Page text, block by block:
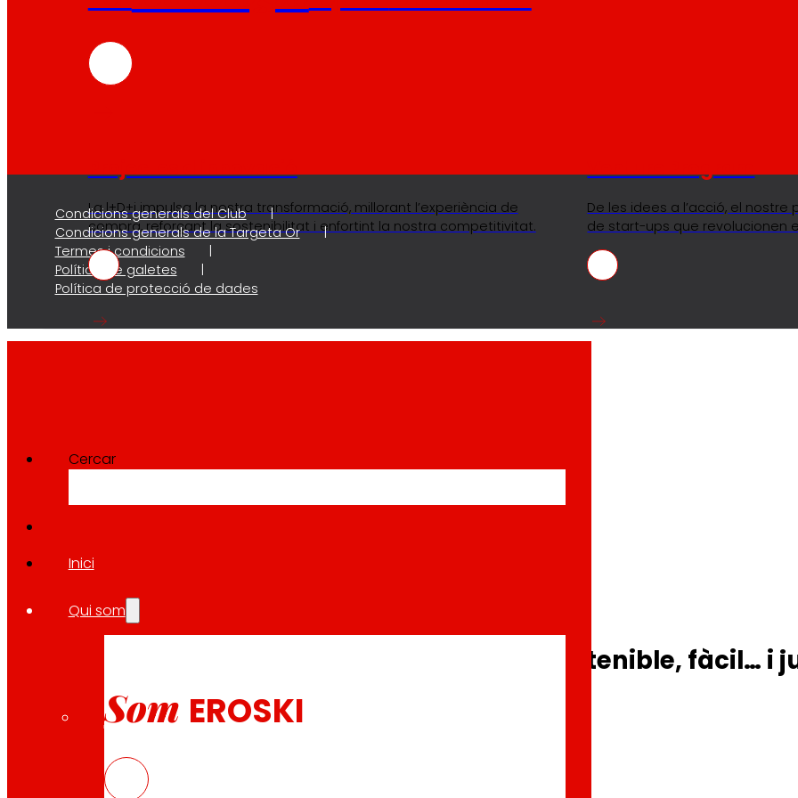
Projectes d'innovació
La l+D+i impulsa la nostra transformació, millorant l’experiència de
compra, reforçant la sostenibilitat i enfortint la nostra competitivitat.
Venture Program
De les idees a l’acció, el
de start-ups que revolucionen
Cercar
Inici
Qui som
Som EROSKI
Condicions generals del Club
Condicions generals de la Targeta Or
Termes i condicions
Política de galetes
Política de protecció de dades
Cercar
10.04.2026
JakiZU!: aprenent a comprar de manera sostenible, fàcil… i
Descarregar